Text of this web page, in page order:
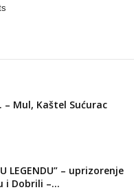
– Mul, Kaštel Sućurac
LEGENDU” – uprizorenje
i Dobrili –...